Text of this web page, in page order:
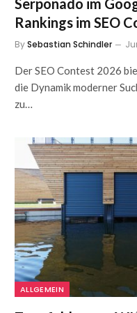
Serponado im
Rankings im SEO
BySebastian Schindler
Der SEO Contest 2026
die Dynamik moderner
zu…
ALLGEMEIN